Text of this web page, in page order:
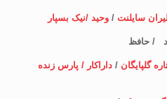
سایلنت/وحید /نیک بسپار
/ حافظ
گلپایگان /داراکار / پارس زنده